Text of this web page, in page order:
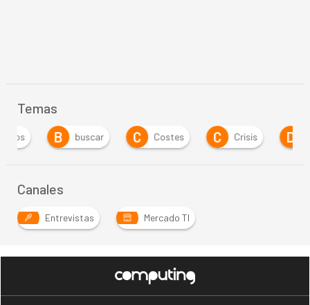
Temas
B
buscar C Costes C Crisis D
Canales
Entrevistas Mercado TI